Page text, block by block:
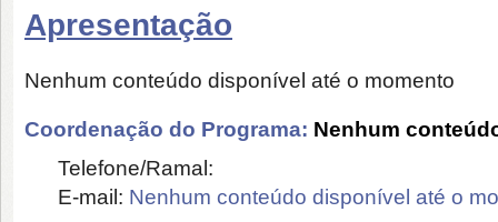
Apresentação
Nenhum conteúdo disponível até o momento
Coordenação do Programa: Nenhum
Telefone/Ramal:
E-mail: Nenhum conteúdo disponível até o